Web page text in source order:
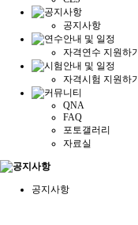
공지사항
자격연수 지원하기
자격시험 지원하기
QNA
FAQ
포토갤러리
자료실
공지사항